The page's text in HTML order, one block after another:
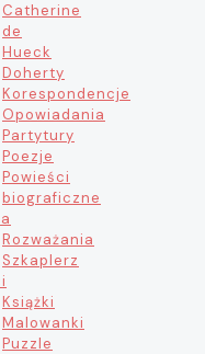
Catherine
de
Hueck
Doherty
Korespondencje
Opowiadania
Partytury
Poezje
Powieści
biograficzne
Rozważania
Szkaplerz
Książki
Malowanki
Puzzle